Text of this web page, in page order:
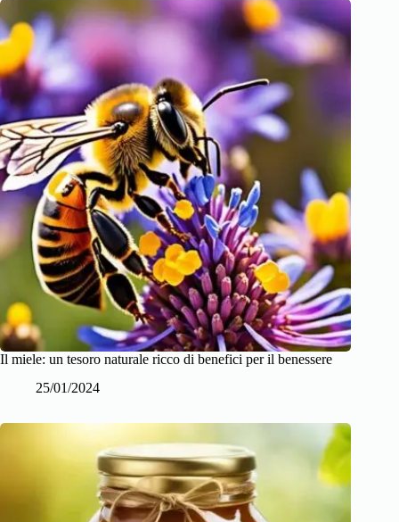
Il miele: un tesoro naturale ricco di benefici per il benessere
25/01/2024